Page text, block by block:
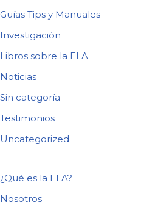
Guías Tips y Manuales
Investigación
Libros sobre la ELA
Noticias
Sin categoría
Testimonios
Uncategorized
¿Qué es la ELA?
Nosotros